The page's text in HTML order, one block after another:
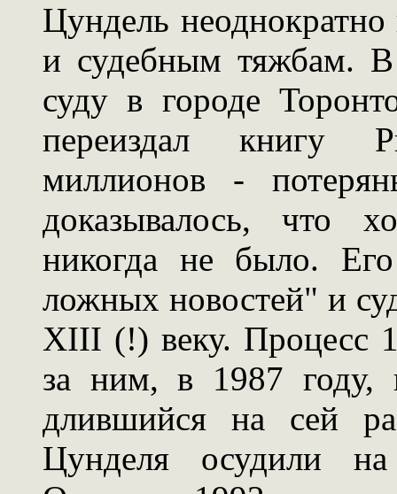
Цундель неоднократно
и судебным тяжбам.
суду в городе
переиздал книгу
миллионов -
доказывалось, что
никогда не было.
ложных новостей" и
XIII (!) веку. Процесс
за ним, в 1987 году,
длившийся на сей
Цунделя осудили